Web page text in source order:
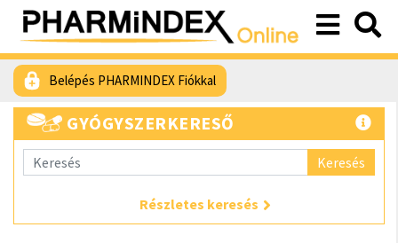
Belépés PHARMINDEX Fiókkal
GYÓGYSZERKERESŐ
Keresés
Részletes keresés